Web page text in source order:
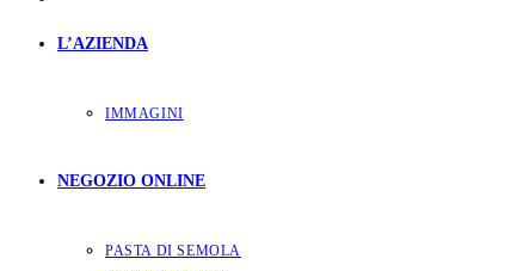
L’AZIENDA
IMMAGINI
NEGOZIO ONLINE
PASTA DI SEMOLA